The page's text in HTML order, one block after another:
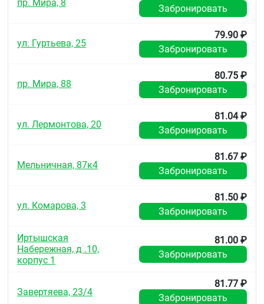
Срок годности
Ксилометазолин
спрей назальный
Назначение
Информация в Государственном
реестре лекарственных средств
Штрих-код и вес
пр. Мира, 8
Забронировать
ул. Гуртьева, 25
79.90 ₽
Забронировать
пр. Мира, 88
80.75 ₽
Забронировать
ул. Лермонтова, 20
81.04 ₽
Забронировать
Мельничная, 87к4
81.67 ₽
Забронировать
ул. Комарова, 3
81.50 ₽
Забронировать
Иртышская
Набережная, д .10,
корпус 1
81.00 ₽
Забронировать
Завертяева, 23/4
81.77 ₽
Забронировать